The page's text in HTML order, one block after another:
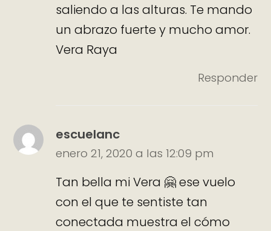
saliendo a las alturas. Te mando
un abrazo fuerte y mucho amor.
Vera Raya
Responder
escuelanc
enero 21, 2020 a las 12:09 pm
Tan bella mi Vera 🤗 ese vuelo
con el que te sentiste tan
conectada muestra el cómo